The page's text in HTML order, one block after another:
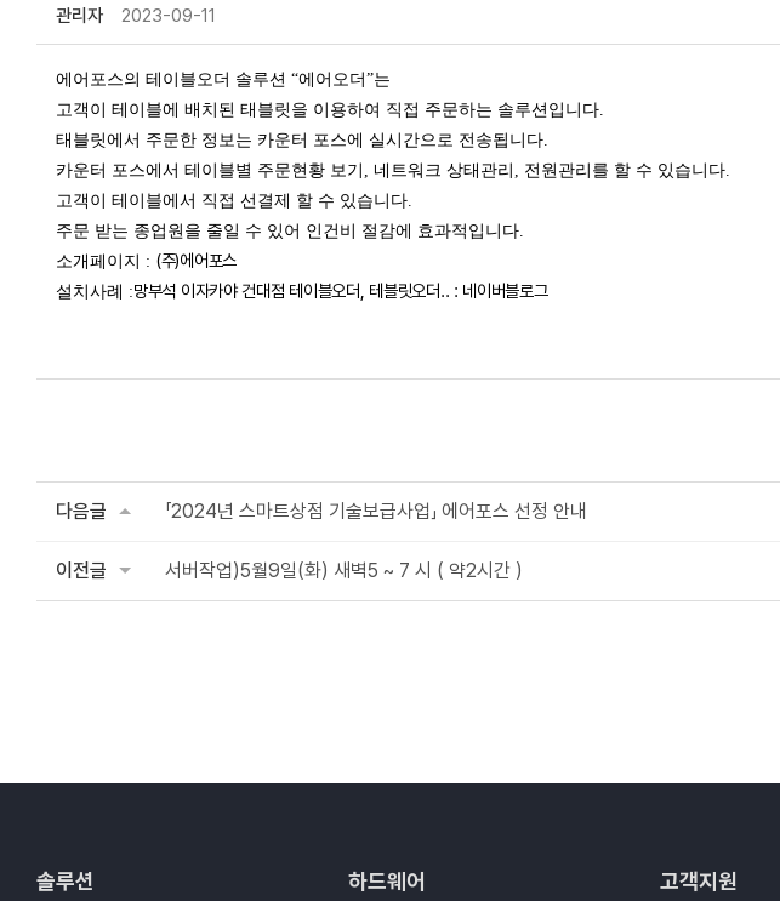
관리자 2023-09-11
에어포스의 테이블오더 솔루션 “에어오더”는
고객이 테이블에 배치된 태블릿을 이용하여 직접 주문하는 솔루션입니다.
태블릿에서 주문한 정보는 카운터 포스에 실시간으로 전송됩니다.
카운터 포스에서 테이블별 주문현황 보기, 네트워크 상태관리, 전원관리를 할 수 있습니다.
고객이 테이블에서 직접 선결제 할 수 있습니다.
주문 받는 종업원을 줄일 수 있어 인건비 절감에 효과적입니다.
소개페이지 : (주)에어포스
설치사례 :망부석 이자카야 건대점 테이블오더, 테블릿오더.. : 네이버블로그
다음글 「2024년 스마트상점 기술보급사업」 에어포스 선정 안내
이전글 서버작업)5월9일(화) 새벽5 ~ 7 시 ( 약2시간 )
솔루션 하드웨어 고객지원